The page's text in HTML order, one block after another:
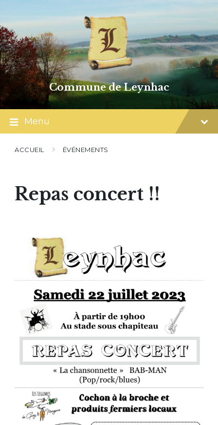
content
main
navigation
footer
Commune de Leynhac
Menu
ACCUEIL ÉVÉNEMENTS
Repas concert !!